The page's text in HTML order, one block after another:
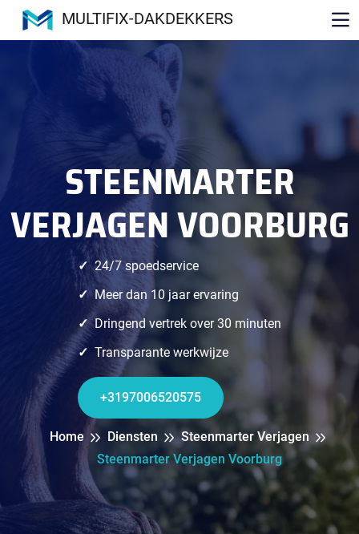
MULTIFIX-DAKDEKKERS
STEENMARTER
VERJAGEN VOORBURG
24/7 spoedservice
Meer dan 10 jaar ervaring
Dringend vertrek over 30 minuten
Transparante werkwijze
+3197006520575
Home Diensten
Steenmarter Verjagen
Steenmarter Verjagen Voorburg